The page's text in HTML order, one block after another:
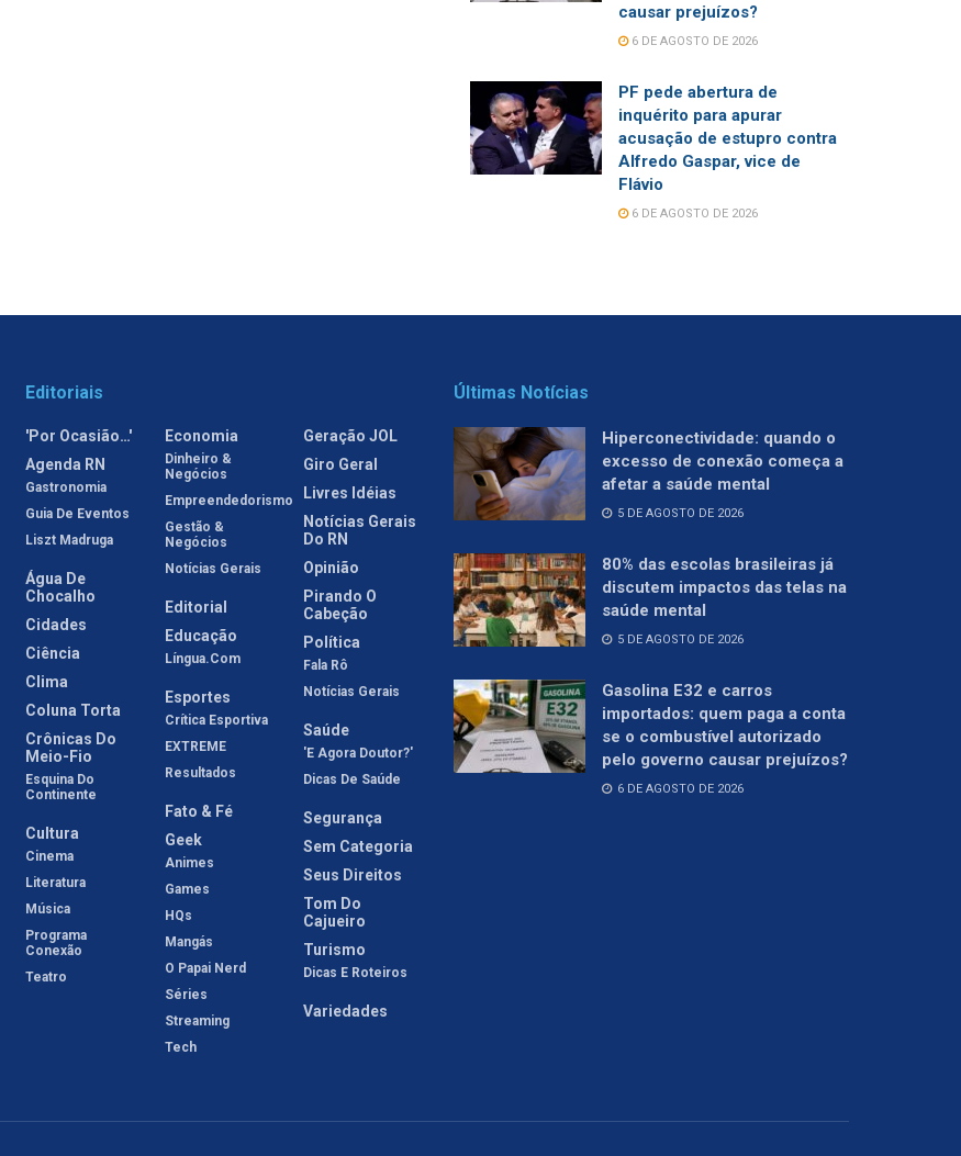
causar prejuízos?
6 DE AGOSTO DE 2026
PF pede abertura de
inquérito para apurar
acusação de estupro contra
Alfredo Gaspar, vice de
Flávio
6 DE AGOSTO DE 2026
Editoriais
'Por Ocasião…'
Agenda RN
Gastronomia
Guia De Eventos
Liszt Madruga
Água De
Chocalho
Cidades
Ciência
Clima
Coluna Torta
Crônicas Do
Meio-Fio
Esquina Do
Continente
Cultura
Cinema
Literatura
Música
Programa
Conexão
Teatro
Economia
Dinheiro &
Negócios
Empreendedorismo
Gestão &
Negócios
Notícias Gerais
Editorial
Educação
Língua.com
Esportes
Crítica Esportiva
EXTREME
Resultados
Fato & Fé
Geek
Animes
Games
HQs
Mangás
O Papai Nerd
Séries
Streaming
Tech
Geração JOL
Giro Geral
Livres Idéias
Notícias Gerais
Do RN
Opinião
Pirando O
Cabeção
Política
Fala Rô
Notícias Gerais
Saúde
'E Agora Doutor?'
Dicas De Saúde
Segurança
Sem Categoria
Seus Direitos
Tom Do
Cajueiro
Turismo
Dicas E Roteiros
Variedades
Últimas Notícias
Hiperconectividade: quando o
excesso de conexão começa a
afetar a saúde mental
5 DE AGOSTO DE 2026
80% das escolas brasileiras já
discutem impactos das telas na
saúde mental
5 DE AGOSTO DE 2026
Gasolina E32 e carros
importados: quem paga a conta
se o combustível autorizado
pelo governo causar prejuízos?
6 DE AGOSTO DE 2026